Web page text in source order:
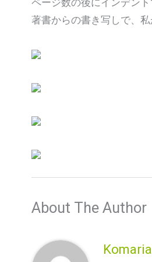
ページ数の後にインデン
著書からの書き写しで、
About The Author
Komaria